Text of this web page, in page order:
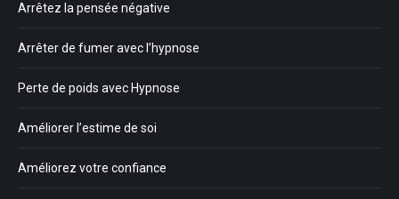
Arrêtez la pensée négative
Arrêter de fumer avec l’hypnose
Perte de poids avec Hypnose
Améliorer l’estime de soi
Améliorez votre confiance